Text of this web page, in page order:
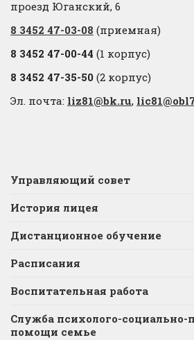
проезд Юганский, 6
8 3452 47-03-08 (приемная)
8 3452 47-00-44 (1 корпус)
8 3452 47-35-50 (2 корпус)
Эл. почта: liz81@bk.ru,
Управляющий совет
История лицея
Дистанционное обучение
Расписания
Воспитательная работа
Служба психолого-социально-
помощи семье